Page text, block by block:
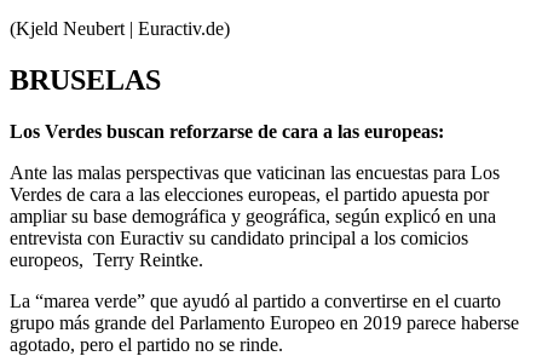
(Kjeld Neubert | Euractiv.de)
BRUSELAS
Los Verdes buscan reforzarse de cara a las europeas:
Ante las malas perspectivas que vaticinan las encuestas para Los
Verdes de cara a las elecciones europeas, el partido apuesta por
ampliar su base demográfica y geográfica, según explicó en una
entrevista con Euractiv su candidato principal a los comicios
europeos, Terry Reintke.
La “marea verde” que ayudó al partido a convertirse en el cuarto
grupo más grande del Parlamento Europeo en 2019 parece haberse
agotado, pero el partido no se rinde.